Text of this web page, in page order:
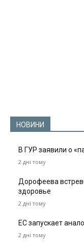
НОВИНИ
В ГУР заявили о
2 дні тому
Дорофеева
здоровье
2 дні тому
ЕС запускает
2 дні тому